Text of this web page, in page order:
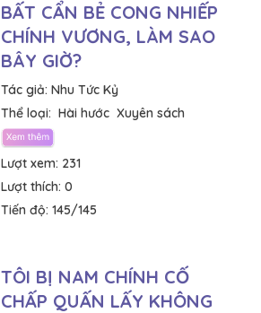
BẤT CẨN BẺ CONG NHIẾP
CHÍNH VƯƠNG, LÀM SAO
BÂY GIỜ?
Tác giả: Nhu Tức Kỷ
Thể loại: Hài hước Xuyên sách
Lượt xem: 231
Lượt thích: 0
Tiến độ: 145/145
TÔI BỊ NAM CHÍNH CỐ
CHẤP QUẤN LẤY KHÔNG